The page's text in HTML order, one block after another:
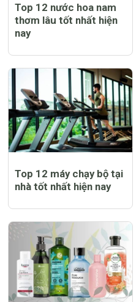
thơm lâu tốt nhất hiện
nay
Top 12 máy chạy bộ tại
nhà tốt nhất hiện nay